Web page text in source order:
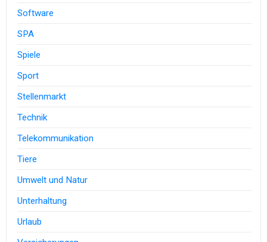
Software
SPA
Spiele
Sport
Stellenmarkt
Technik
Telekommunikation
Tiere
Umwelt und Natur
Unterhaltung
Urlaub